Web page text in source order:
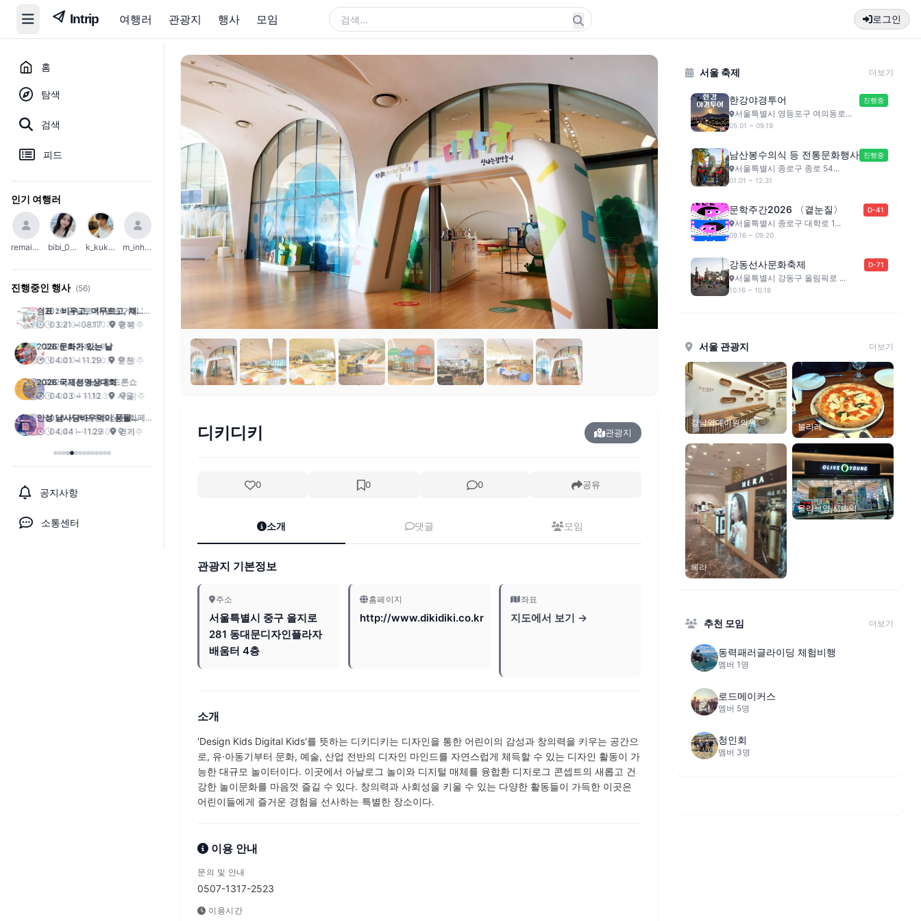
여행러 관광지 행사 모임 로그인
홈
탐색
검색
피드
인기 여행러
remain_45 bibi_0203 k_kuko1111 m_inho23
진행중인 행사 (56)
2026 금남로 차 없는 거리 ‘걷
자잉’04.04 ~ 11.07 광주
2026 라온페스타
04.04 ~ 11.07
광주
2026 고흥 녹동항 드론쇼
04.04 ~ 10.31
광주
2026 서귀포 원도심 문화페스
티벌04.11 ~ 10.30 제주
공지사항
소통센터
디키디키 관광지
0 0 0 공유
소개 댓글 모임
관광지 기본정보
주소
서울특별시 중구 을지로
281 동대문디자인플라자
배움터 4층
홈페이지
http://www.dikidiki.co.kr
좌표
지도에서 보기 →
소개
'Design Kids Digital Kids'를 뜻하는 디키디키는 디자인을 통한 어린이의 감성과 창의력을 키우는 공간으
로, 유·아동기부터 문화, 예술, 산업 전반의 디자인 마인드를 자연스럽게 체득할 수 있는 디자인 활동이 가
능한 대규모 놀이터이다. 이곳에서 아날로그 놀이와 디지털 매체를 융합환 디지로그 콘셉트의 새롭고 건
강한 놀이문화를 마음껏 즐길 수 있다. 창의력과 사회성을 키울 수 있는 다양한 활동들이 가득한 이곳은
어린이들에게 즐거운 경험을 선사하는 특별한 장소이다.
이용 안내
문의 및 안내
0507-1317-2523
이용시간
서울 축제 더보기
한강야경투어 진행중
서울특별시 영등포구 여의동로...
05.01 ~ 09.19
남산봉수의식 등 전통문화행사 진행중
서울특별시 종로구 종로 54...
01.01 ~ 12.31
문학주간2026 〈곁눈질〉 D-41
서울특별시 종로구 대학로 1...
09.16 ~ 09.20
강동선사문화축제 D-71
서울특별시 강동구 올림픽로 ...
10.16 ~ 10.18
서울 관광지 더보기
강남역데이원의원 볼라레
헤라
올리브영 서초역
추천 모임 더보기
동력패러글라이딩 체험비행
멤버 1명
로드메이커스
멤버 5명
청인회
멤버 3명